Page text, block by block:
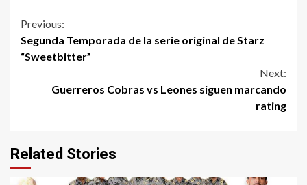
Continue
Reading
Previous:
Segunda Temporada de la serie original de Starz
“Sweetbitter”
Next:
Guerreros Cobras vs Leones siguen marcando
rating
Related Stories